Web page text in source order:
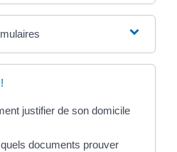
justifier de son domicile
documents prouver